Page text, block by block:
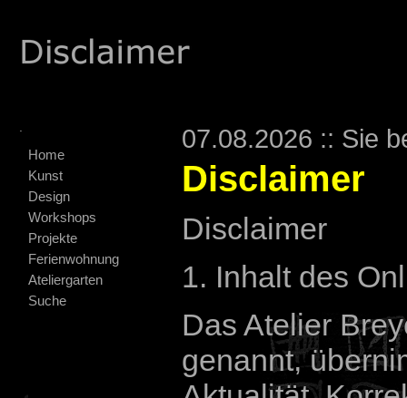
Home
Kunst
Design
Workshops
Projekte
Ferienwohnung
Ateliergarten
Suche
07.08.2026 :: Sie
Disclaimer
Disclaimer
1. Inhalt des
Das Atelier
genannt,